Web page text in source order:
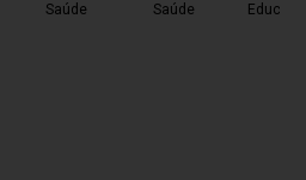
Saúde Saúde